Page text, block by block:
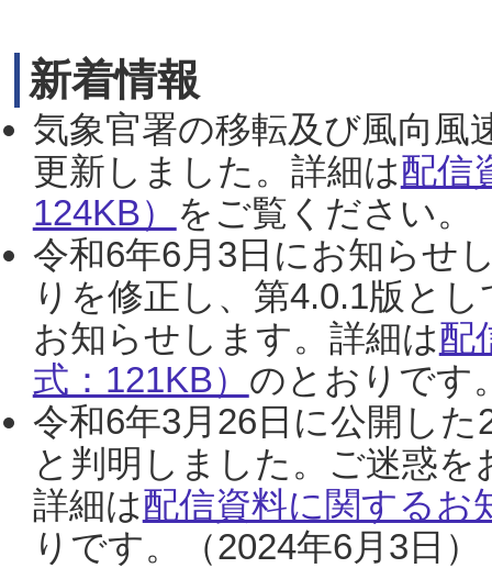
新着情報
気象官署の移転及び風向風
更新しました。詳細は配信
124KB） をご覧ください。
令和6年6月3日にお知らせ
りを修正し、第4.0.1版と
お知らせします。詳細は配
式：121KB） のとおりです
令和6年3月26日に公開し
と判明しました。ご迷惑
詳細は配信資料に関するお
りです。（2024年6月3日）